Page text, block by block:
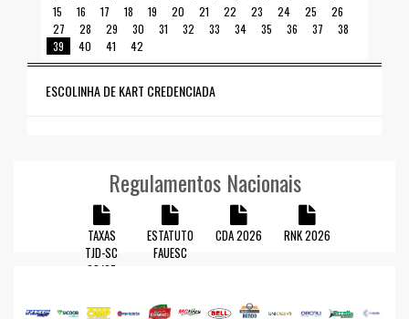
15
16 17 18 19 20 21 22 23 24 25
26
27
28 29 30 31 32 33 34 35 36 37
38
39
40 41 42
ESCOLINHA DE KART CREDENCIADA
Regulamentos Nacionais
TAXAS
TJD-SC
23/27
ESTATUTO
FAUESC
CDA 2026 RNK 2026